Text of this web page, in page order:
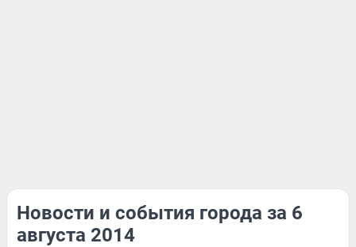
Новости и события города за 6
августа 2014